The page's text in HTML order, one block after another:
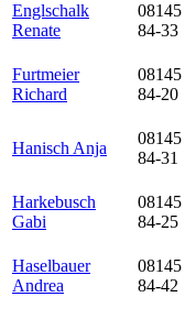
Englschalk
Renate
08145
84-33
Furtmeier
Richard
08145
84-20
Hanisch Anja
08145
84-31
Harkebusch
Gabi
08145
84-25
Haselbauer
Andrea
08145
84-42